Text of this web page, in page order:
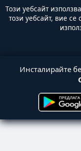
Този уебсайт използва
този уебсайт, вие
Инсталирайте